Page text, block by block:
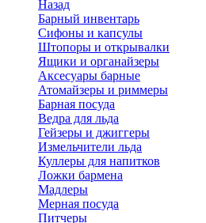
Назад
Барный инвентарь
Сифоны и капсулы
Штопоры и открывалки
Ящики и органайзеры
Аксесуары барные
Атомайзеры и риммеры
Барная посуда
Ведра для льда
Гейзеры и джиггеры
Измельчители льда
Куллеры для напитков
Ложки бармена
Мадлеры
Мерная посуда
Питчеры